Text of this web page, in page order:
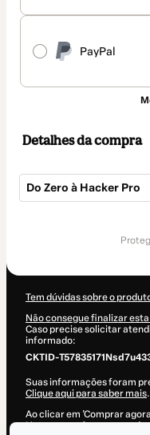
PayPal
Detalhes da compra
Do Zero à Hacker Pro
Tem dúvidas sobre o
Não consegue finalizar
Caso precise solicitar
informado:
CKTID-
Suas informações foram
Clique aqui para saber mais.
Ao clicar em 'Comprar
Hotmart está processando